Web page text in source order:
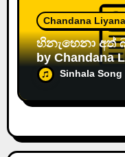
Chandana
හිනැහෙනා අත් බනු | Hinahena
by
Sinhala Song